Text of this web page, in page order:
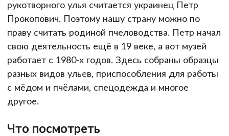
рукотворного улья считается украинец Петр
Прокопович. Поэтому нашу страну можно по
праву считать родиной пчеловодства. Петр начал
свою деятельность ещё в 19 веке, а вот музей
работает с 1980-х годов. Здесь собраны образцы
разных видов ульев, приспособления для работы
с мёдом и пчёлами, спецодежда и многое
другое.
Что посмотреть